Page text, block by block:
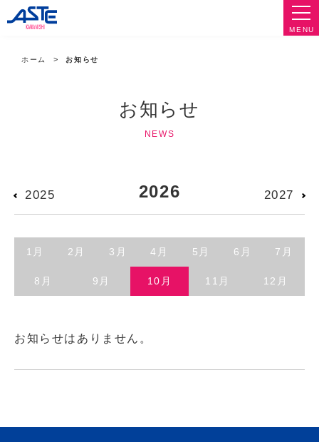
MENU
ホーム お知らせ
お知らせ
NEWS
2025 2026 2027
1月 2月 3月 4月 5月 6月 7月
8月 9月 10月 11月 12月
お知らせはありません。